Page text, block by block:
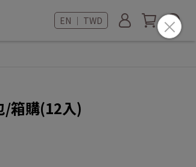
EN ｜ TWD
/箱購(12入)